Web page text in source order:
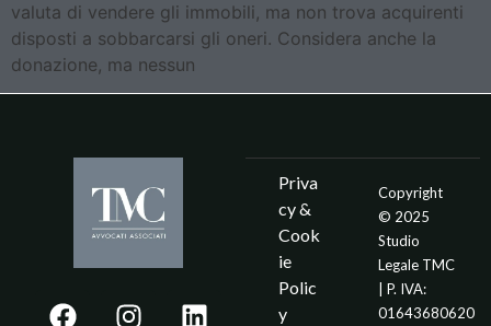
valuta di vendere gli immobili, ma non trova acquirenti
disposti a sobbarcarsi gli oneri. Considera anche la
donazione, ma nessun
Priva
cy &
Cook
ie
Polic
y
Copyright
© 2025
Studio
Legale TMC
| P. IVA:
01643680620